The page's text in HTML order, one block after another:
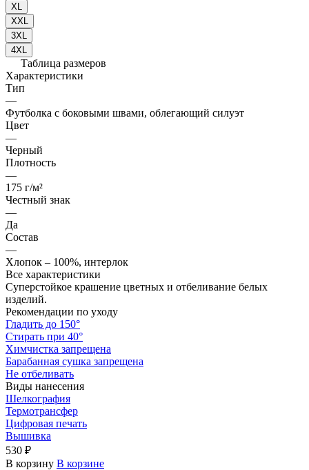
XL
XXL
3XL
4XL
Таблица размеров
Характеристики
Тип
—
Футболка с боковыми швами, облегающий силуэт
Цвет
—
Черный
Плотность
—
175 г/м²
Честный знак
—
Да
Состав
—
Хлопок – 100%, интерлок
Все характеристики
Суперстойкое крашение цветных и отбеливание белых
изделий.
Рекомендации по уходу
Гладить до 150°
Стирать при 40°
Химчистка запрещена
Барабанная сушка запрещена
Не отбеливать
Виды нанесения
Шелкография
Термотрансфер
Цифровая печать
Вышивка
530 ₽
В корзину В корзине